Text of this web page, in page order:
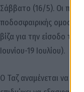
Σάββατο (16/5). Οι
ποδοσφαιρικής
βίζα για την είσοδο της
Ιουνίου-19 Ιουλίου).
Ο Ταζ αναμένεται να